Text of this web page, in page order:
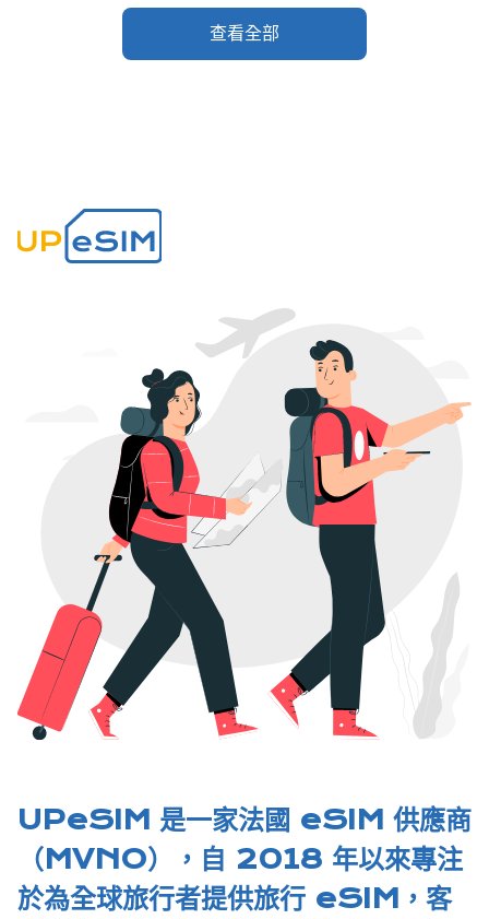
查看全部
UPeSIM 是一家法國 eSIM 供應商
（MVNO），自 2018 年以來專注
於為全球旅行者提供旅行 eSIM，客